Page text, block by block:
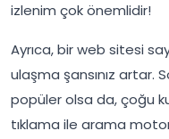
izlenim çok önemlidir!
Ayrıca, bir web sitesi
ulaşma şansınız artar.
popüler olsa da, çoğu
tıklama ile arama